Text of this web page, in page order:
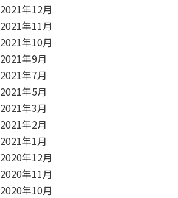
2021年12月
2021年11月
2021年10月
2021年9月
2021年7月
2021年5月
2021年3月
2021年2月
2021年1月
2020年12月
2020年11月
2020年10月